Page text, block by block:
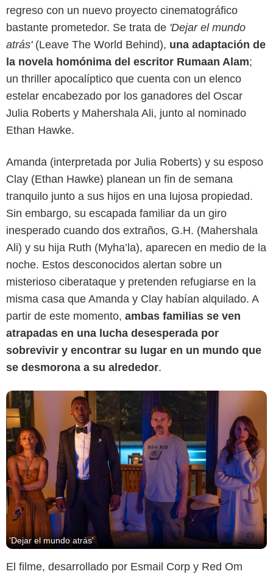
regreso con un nuevo proyecto cinematográfico
bastante prometedor. Se trata de 'Dejar el mundo
atrás'(Leave The World Behind), una adaptación de
la novela homónima del escritor Rumaan Alam;
un thriller apocalíptico que cuenta con un elenco
estelar encabezado por los ganadores del Oscar
Julia Roberts y Mahershala Ali, junto al nominado
Ethan Hawke.
Amanda (interpretada por Julia Roberts) y su esposo
Clay (Ethan Hawke) planean un fin de semana
tranquilo junto a sus hijos en una lujosa propiedad.
Sin embargo, su escapada familiar da un giro
inesperado cuando dos extraños, G.H. (Mahershala
Ali) y su hija Ruth (Myha’la), aparecen en medio de la
noche. Estos desconocidos alertan sobre un
misterioso ciberataque y pretenden refugiarse en la
misma casa que Amanda y Clay habían alquilado. A
partir de este momento, ambas familias se ven
atrapadas en una lucha desesperada por
sobrevivir y encontrar su lugar en un mundo que
se desmorona a su alrededor.
'Dejar el mundo atrás'
El filme, desarrollado por Esmail Corp y Red Om